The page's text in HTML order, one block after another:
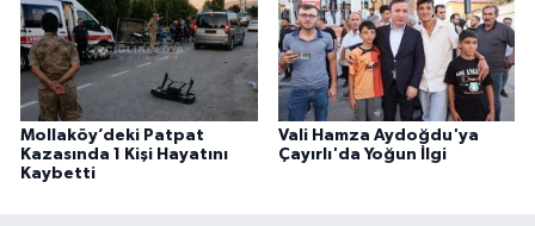
Mollaköy’deki Patpat
Kazasında 1 Kişi Hayatını
Kaybetti
Vali Hamza Aydoğdu'ya
Çayırlı'da Yoğun İlgi